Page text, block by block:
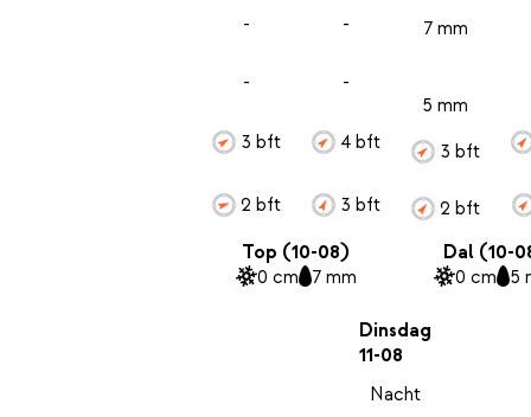
-
-
3 bft
2 bft
-
-
4 bft
3 bft
7 mm
5 mm
3 bft
2 bft
Top (10-08)
0 cm 7 mm
Dal (10-
0 cm 5
Dinsdag
11-08
Nacht